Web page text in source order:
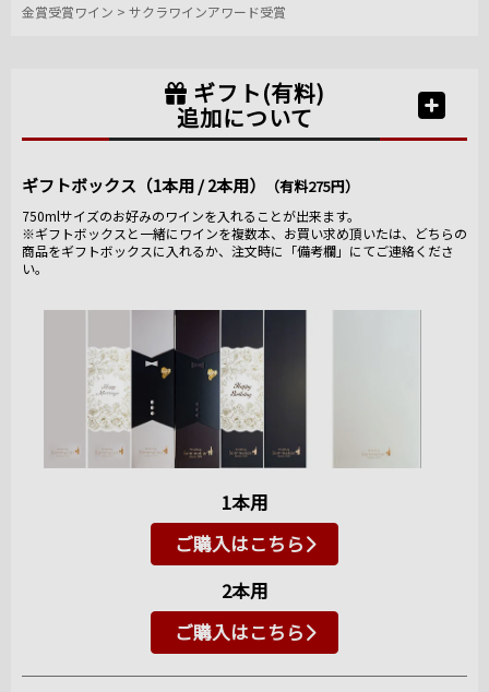
金賞受賞ワイン > サクラワインアワード受賞
ギフト(有料)
追加について
ギフトボックス（1本用 / 2本用） （有料275円）
750mlサイズのお好みのワインを入れることが出来ます。
※ギフトボックスと一緒にワインを複数本、お買い求め頂いたは、どちらの
商品をギフトボックスに入れるか、注文時に「備考欄」にてご連絡くださ
い。
1本用
ご購入はこちら
2本用
ご購入はこちら